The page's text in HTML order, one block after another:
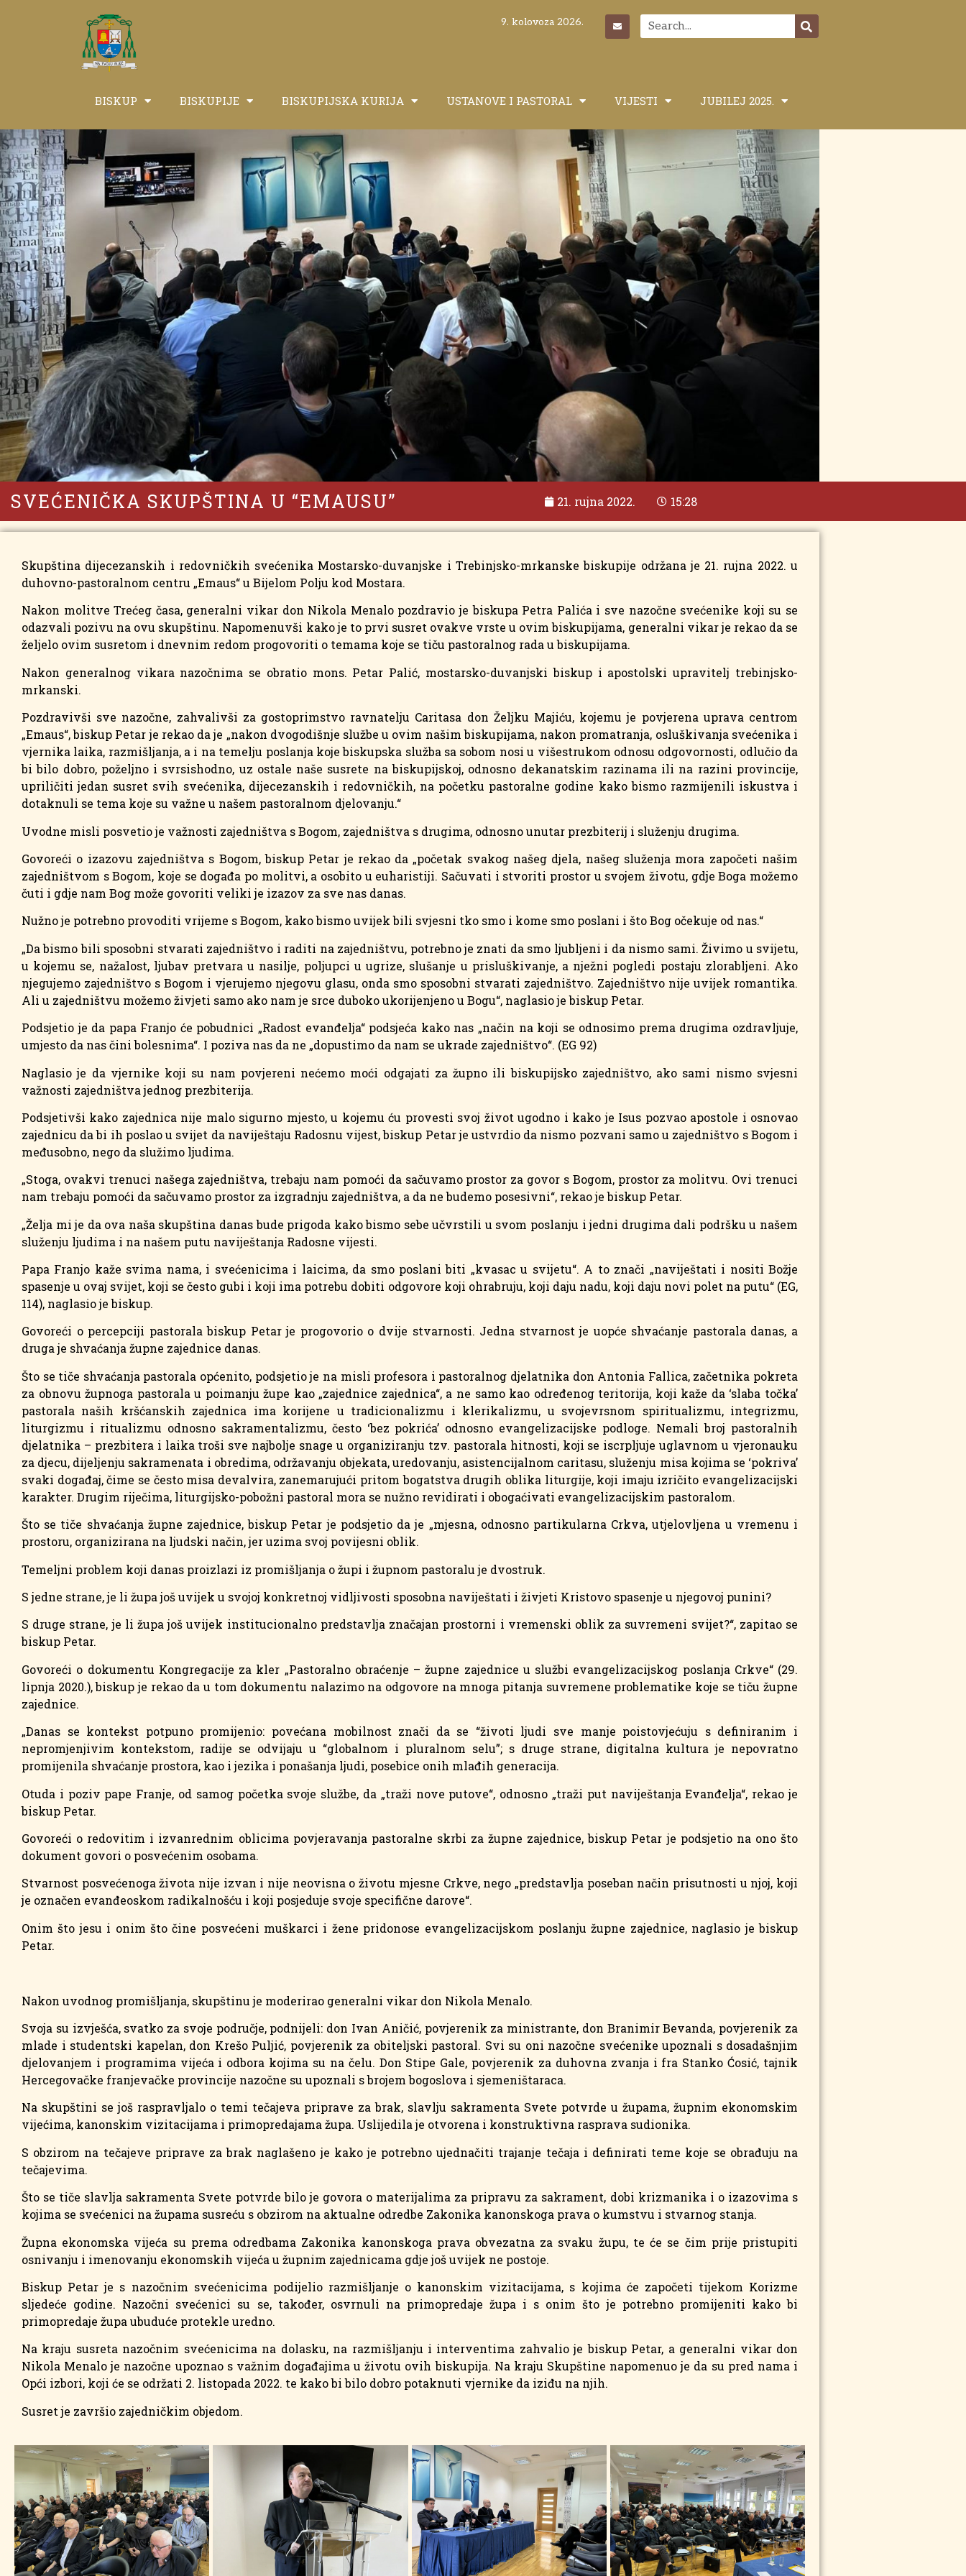
9. kolovoza 2026.
BISKUP BISKUPIJE BISKUPIJSKA KURIJA USTANOVE I PASTORAL VIJESTI JUBILEJ 2025.
SVEĆENIČKA SKUPŠTINA U “EMAUSU” 21. rujna 2022. 15:28
Skupština dijecezanskih i redovničkih svećenika Mostarsko-duvanjske i Trebinjsko-mrkanske biskupije održana je 21. rujna 2022. u
duhovno-pastoralnom centru „Emaus“ u Bijelom Polju kod Mostara.
Nakon molitve Trećeg časa, generalni vikar don Nikola Menalo pozdravio je biskupa Petra Palića i sve nazočne svećenike koji su se
odazvali pozivu na ovu skupštinu. Napomenuvši kako je to prvi susret ovakve vrste u ovim biskupijama, generalni vikar je rekao da se
željelo ovim susretom i dnevnim redom progovoriti o temama koje se tiču pastoralnog rada u biskupijama.
Nakon generalnog vikara nazočnima se obratio mons. Petar Palić, mostarsko-duvanjski biskup i apostolski upravitelj trebinjsko-
mrkanski.
Pozdravivši sve nazočne, zahvalivši za gostoprimstvo ravnatelju Caritasa don Željku Majiću, kojemu je povjerena uprava centrom
„Emaus“, biskup Petar je rekao da je „nakon dvogodišnje službe u ovim našim biskupijama, nakon promatranja, osluškivanja svećenika i
vjernika laika, razmišljanja, a i na temelju poslanja koje biskupska služba sa sobom nosi u višestrukom odnosu odgovornosti, odlučio da
bi bilo dobro, poželjno i svrsishodno, uz ostale naše susrete na biskupijskoj, odnosno dekanatskim razinama ili na razini provincije,
upriličiti jedan susret svih svećenika, dijecezanskih i redovničkih, na početku pastoralne godine kako bismo razmijenili iskustva i
dotaknuli se tema koje su važne u našem pastoralnom djelovanju.“
Uvodne misli posvetio je važnosti zajedništva s Bogom, zajedništva s drugima, odnosno unutar prezbiterij i služenju drugima.
Govoreći o izazovu zajedništva s Bogom, biskup Petar je rekao da „početak svakog našeg djela, našeg služenja mora započeti našim
zajedništvom s Bogom, koje se događa po molitvi, a osobito u euharistiji. Sačuvati i stvoriti prostor u svojem životu, gdje Boga možemo
čuti i gdje nam Bog može govoriti veliki je izazov za sve nas danas.
Nužno je potrebno provoditi vrijeme s Bogom, kako bismo uvijek bili svjesni tko smo i kome smo poslani i što Bog očekuje od nas.“
„Da bismo bili sposobni stvarati zajedništvo i raditi na zajedništvu, potrebno je znati da smo ljubljeni i da nismo sami. Živimo u svijetu,
u kojemu se, nažalost, ljubav pretvara u nasilje, poljupci u ugrize, slušanje u prisluškivanje, a nježni pogledi postaju zlorabljeni. Ako
njegujemo zajedništvo s Bogom i vjerujemo njegovu glasu, onda smo sposobni stvarati zajedništvo. Zajedništvo nije uvijek romantika.
Ali u zajedništvu možemo živjeti samo ako nam je srce duboko ukorijenjeno u Bogu“, naglasio je biskup Petar.
Podsjetio je da papa Franjo će pobudnici „Radost evanđelja“ podsjeća kako nas „način na koji se odnosimo prema drugima ozdravljuje,
umjesto da nas čini bolesnima“. I poziva nas da ne „dopustimo da nam se ukrade zajedništvo“. (EG 92)
Naglasio je da vjernike koji su nam povjereni nećemo moći odgajati za župno ili biskupijsko zajedništvo, ako sami nismo svjesni
važnosti zajedništva jednog prezbiterija.
Podsjetivši kako zajednica nije malo sigurno mjesto, u kojemu ću provesti svoj život ugodno i kako je Isus pozvao apostole i osnovao
zajednicu da bi ih poslao u svijet da naviještaju Radosnu vijest, biskup Petar je ustvrdio da nismo pozvani samo u zajedništvo s Bogom i
međusobno, nego da služimo ljudima.
„Stoga, ovakvi trenuci našega zajedništva, trebaju nam pomoći da sačuvamo prostor za govor s Bogom, prostor za molitvu. Ovi trenuci
nam trebaju pomoći da sačuvamo prostor za izgradnju zajedništva, a da ne budemo posesivni“, rekao je biskup Petar.
„Želja mi je da ova naša skupština danas bude prigoda kako bismo sebe učvrstili u svom poslanju i jedni drugima dali podršku u našem
služenju ljudima i na našem putu naviještanja Radosne vijesti.
Papa Franjo kaže svima nama, i svećenicima i laicima, da smo poslani biti „kvasac u svijetu“. A to znači „naviještati i nositi Božje
spasenje u ovaj svijet, koji se često gubi i koji ima potrebu dobiti odgovore koji ohrabruju, koji daju nadu, koji daju novi polet na putu“ (EG,
114), naglasio je biskup.
Govoreći o percepciji pastorala biskup Petar je progovorio o dvije stvarnosti. Jedna stvarnost je uopće shvaćanje pastorala danas, a
druga je shvaćanja župne zajednice danas.
Što se tiče shvaćanja pastorala općenito, podsjetio je na misli profesora i pastoralnog djelatnika don Antonia Fallica, začetnika pokreta
za obnovu župnoga pastorala u poimanju župe kao „zajednice zajednica“, a ne samo kao određenog teritorija, koji kaže da ‘slaba točka’
pastorala naših kršćanskih zajednica ima korijene u tradicionalizmu i klerikalizmu, u svojevrsnom spiritualizmu, integrizmu,
liturgizmu i ritualizmu odnosno sakramentalizmu, često ‘bez pokrića’ odnosno evangelizacijske podloge. Nemali broj pastoralnih
djelatnika – prezbitera i laika troši sve najbolje snage u organiziranju tzv. pastorala hitnosti, koji se iscrpljuje uglavnom u vjeronauku
za djecu, dijeljenju sakramenata i obredima, održavanju objekata, uredovanju, asistencijalnom caritasu, služenju misa kojima se ‘pokriva’
svaki događaj, čime se često misa devalvira, zanemarujući pritom bogatstva drugih oblika liturgije, koji imaju izričito evangelizacijski
karakter. Drugim riječima, liturgijsko-pobožni pastoral mora se nužno revidirati i obogaćivati evangelizacijskim pastoralom.
Što se tiče shvaćanja župne zajednice, biskup Petar je podsjetio da je „mjesna, odnosno partikularna Crkva, utjelovljena u vremenu i
prostoru, organizirana na ljudski način, jer uzima svoj povijesni oblik.
Temeljni problem koji danas proizlazi iz promišljanja o župi i župnom pastoralu je dvostruk.
S jedne strane, je li župa još uvijek u svojoj konkretnoj vidljivosti sposobna naviještati i živjeti Kristovo spasenje u njegovoj punini?
S druge strane, je li župa još uvijek institucionalno predstavlja značajan prostorni i vremenski oblik za suvremeni svijet?“, zapitao se
biskup Petar.
Govoreći o dokumentu Kongregacije za kler „Pastoralno obraćenje – župne zajednice u službi evangelizacijskog poslanja Crkve“ (29.
lipnja 2020.), biskup je rekao da u tom dokumentu nalazimo na odgovore na mnoga pitanja suvremene problematike koje se tiču župne
zajednice.
„Danas se kontekst potpuno promijenio: povećana mobilnost znači da se “životi ljudi sve manje poistovjećuju s definiranim i
nepromjenjivim kontekstom, radije se odvijaju u “globalnom i pluralnom selu”; s druge strane, digitalna kultura je nepovratno
promijenila shvaćanje prostora, kao i jezika i ponašanja ljudi, posebice onih mlađih generacija.
Otuda i poziv pape Franje, od samog početka svoje službe, da „traži nove putove“, odnosno „traži put naviještanja Evanđelja“, rekao je
biskup Petar.
Govoreći o redovitim i izvanrednim oblicima povjeravanja pastoralne skrbi za župne zajednice, biskup Petar je podsjetio na ono što
dokument govori o posvećenim osobama.
Stvarnost posvećenoga života nije izvan i nije neovisna o životu mjesne Crkve, nego „predstavlja poseban način prisutnosti u njoj, koji
je označen evanđeoskom radikalnošću i koji posjeduje svoje specifične darove“.
Onim što jesu i onim što čine posvećeni muškarci i žene pridonose evangelizacijskom poslanju župne zajednice, naglasio je biskup
Petar.
Nakon uvodnog promišljanja, skupštinu je moderirao generalni vikar don Nikola Menalo.
Svoja su izvješća, svatko za svoje područje, podnijeli: don Ivan Aničić, povjerenik za ministrante, don Branimir Bevanda, povjerenik za
mlade i studentski kapelan, don Krešo Puljić, povjerenik za obiteljski pastoral. Svi su oni nazočne svećenike upoznali s dosadašnjim
djelovanjem i programima vijeća i odbora kojima su na čelu. Don Stipe Gale, povjerenik za duhovna zvanja i fra Stanko Ćosić, tajnik
Hercegovačke franjevačke provincije nazočne su upoznali s brojem bogoslova i sjemeništaraca.
Na skupštini se još raspravljalo o temi tečajeva priprave za brak, slavlju sakramenta Svete potvrde u župama, župnim ekonomskim
vijećima, kanonskim vizitacijama i primopredajama župa. Uslijedila je otvorena i konstruktivna rasprava sudionika.
S obzirom na tečajeve priprave za brak naglašeno je kako je potrebno ujednačiti trajanje tečaja i definirati teme koje se obrađuju na
tečajevima.
Što se tiče slavlja sakramenta Svete potvrde bilo je govora o materijalima za pripravu za sakrament, dobi krizmanika i o izazovima s
kojima se svećenici na župama susreću s obzirom na aktualne odredbe Zakonika kanonskoga prava o kumstvu i stvarnog stanja.
Župna ekonomska vijeća su prema odredbama Zakonika kanonskoga prava obvezatna za svaku župu, te će se čim prije pristupiti
osnivanju i imenovanju ekonomskih vijeća u župnim zajednicama gdje još uvijek ne postoje.
Biskup Petar je s nazočnim svećenicima podijelio razmišljanje o kanonskim vizitacijama, s kojima će započeti tijekom Korizme
sljedeće godine. Nazočni svećenici su se, također, osvrnuli na primopredaje župa i s onim što je potrebno promijeniti kako bi
primopredaje župa ubuduće protekle uredno.
Na kraju susreta nazočnim svećenicima na dolasku, na razmišljanju i interventima zahvalio je biskup Petar, a generalni vikar don
Nikola Menalo je nazočne upoznao s važnim događajima u životu ovih biskupija. Na kraju Skupštine napomenuo je da su pred nama i
Opći izbori, koji će se održati 2. listopada 2022. te kako bi bilo dobro potaknuti vjernike da iziđu na njih.
Susret je završio zajedničkim objedom.